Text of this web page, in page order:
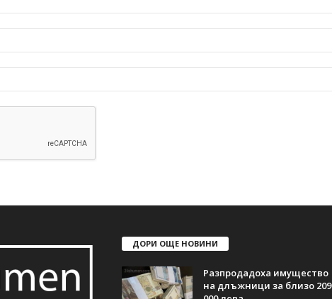
ДОРИ ОЩЕ НОВИНИ
Разпродадоха имущество
на длъжници за близо 209